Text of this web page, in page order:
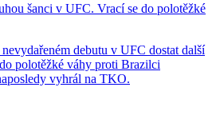
šanci v UFC. Vrací se do polotěžké
debutu v UFC dostat další
polotěžké váhy proti Brazilci
vyhrál na TKO.